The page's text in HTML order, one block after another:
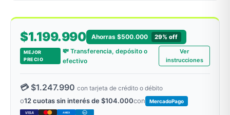
$1.199.990 Ahorras $500.000 29% off
MEJOR
PRECIO
💸 Transferencia, depósito o
efectivo
Ver
instrucciones
💳 $1.247.990 con tarjeta de crédito o débito
o12 cuotas sin interés de $104.000con MercadoPago
VISA AMEX DC